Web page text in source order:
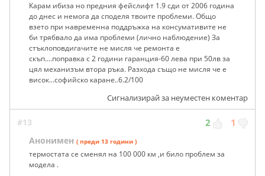
Карам ибиза но предния фейслифт 1.9 сди от 2006 година
до днес и немога да споделя твоите проблеми. Общо
взето при навременна поддръжка на консумативите не
би трябвало да има проблеми (лично наблюдение) За
стъклоповдигачите не мисля че ремонта е
скъп....поправка с 2 години гаранция-60 лева при 50лв за
цял механизъм втора ръка. Разхода също не мисля че е
висок...софийско каране..6.2/100
Сигнализирай за неуместен коментар
#13 2 1
Анонимен ( преди 13 години )
термостата се сменял на 100 000 км ,и било проблем за
модела .